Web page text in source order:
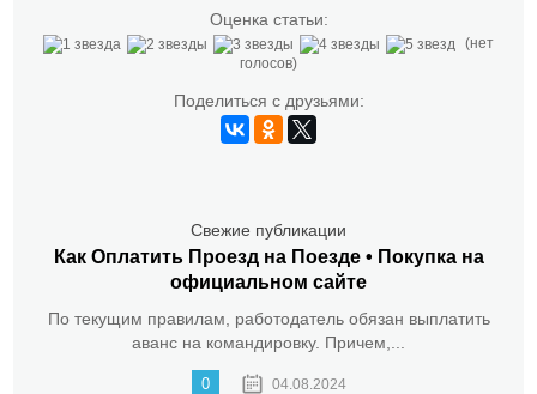
Оценка статьи:
(нет
голосов)
Поделиться с друзьями:
Свежие публикации
Как Оплатить Проезд на Поезде • Покупка на
официальном сайте
По текущим правилам, работодатель обязан выплатить
аванс на командировку. Причем,...
0 04.08.2024